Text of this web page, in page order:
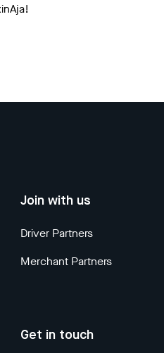
Join with us
Driver Partners
Merchant Partners
Get in touch